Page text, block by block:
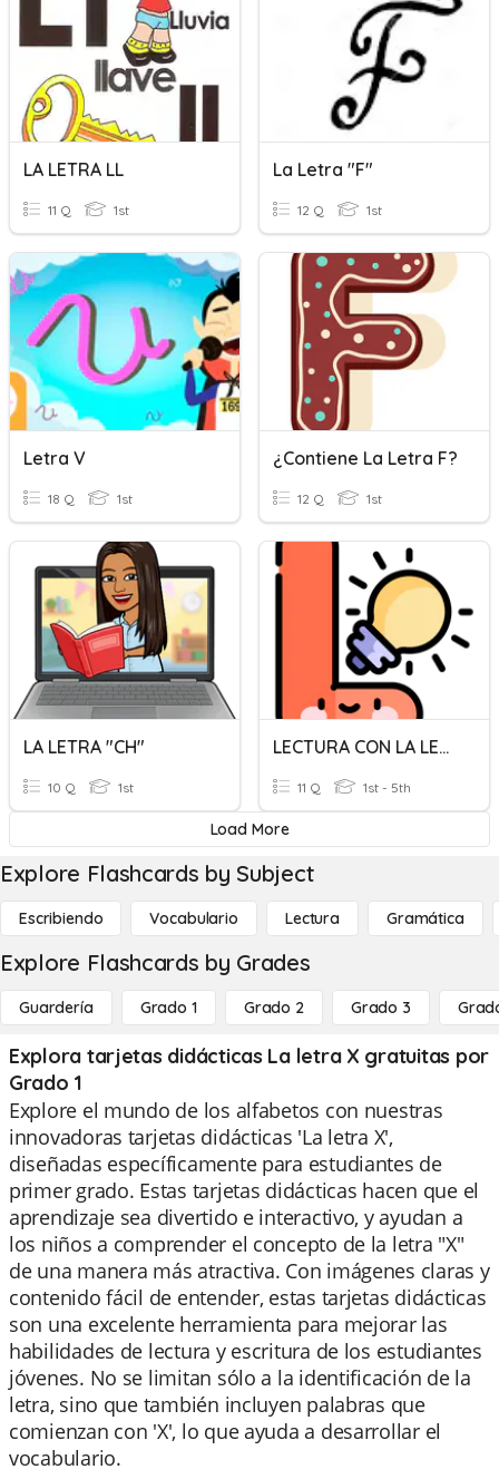
LA LETRA LL
11 Q 1st
La Letra "F"
12 Q 1st
Letra V
18 Q 1st
¿Contiene La Letra F?
12 Q 1st
LA LETRA "CH"
10 Q 1st
LECTURA CON LA LETRA L
11 Q 1st - 5th
Load More
Explore Flashcards by Subject
Escribiendo Vocabulario Lectura Gramática
Explore Flashcards by Grades
Guardería Grado 1 Grado 2 Grado 3
Explora tarjetas didácticas La letra X gratuitas por
Grado 1
Explore el mundo de los alfabetos con nuestras
innovadoras tarjetas didácticas 'La letra X',
diseñadas específicamente para estudiantes de
primer grado. Estas tarjetas didácticas hacen que el
aprendizaje sea divertido e interactivo, y ayudan a
los niños a comprender el concepto de la letra "X"
de una manera más atractiva. Con imágenes claras y
contenido fácil de entender, estas tarjetas didácticas
son una excelente herramienta para mejorar las
habilidades de lectura y escritura de los estudiantes
jóvenes. No se limitan sólo a la identificación de la
letra, sino que también incluyen palabras que
comienzan con 'X', lo que ayuda a desarrollar el
vocabulario.